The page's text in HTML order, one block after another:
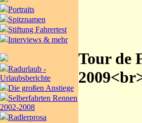
Portraits
Spitznamen
Stiftung Fahrertest
Interviews & mehr
Radurlaub -
Urlaubsberichte
Die großen Anstiege
Selberfahrten Rennen
2002-2008
Radlerprosa
Tour de